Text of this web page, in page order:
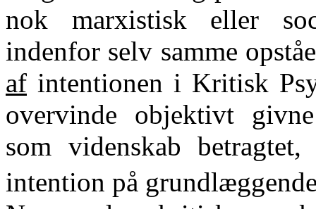
nok marxistisk eller
indenfor selv samme
af intentionen i Kritisk
overvinde objektivt
som videnskab
intention på